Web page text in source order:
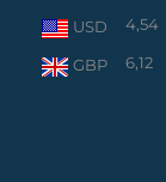
USD 4,54
GBP 6,12